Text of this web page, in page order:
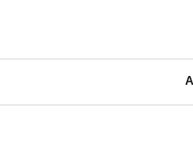
Lägg till i favoriter
bland tomtar och
har en vacker bård i